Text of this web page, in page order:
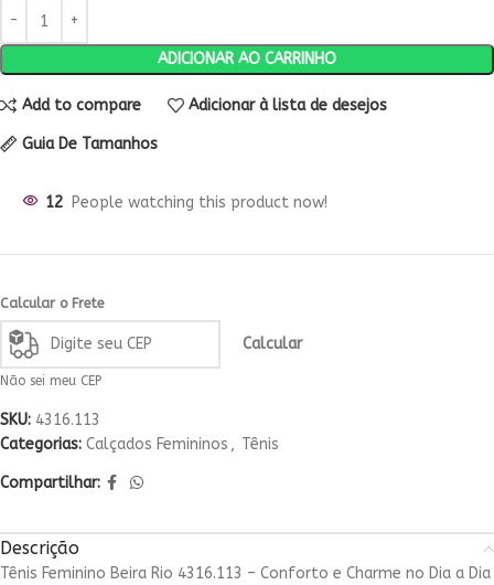
ADICIONAR AO CARRINHO
Add to compare Adicionar à lista de desejos
Guia De Tamanhos
12 People watching this product now!
Calcular o Frete
Calcular
Não sei meu CEP
SKU: 4316.113
Categorias: Calçados Femininos , Tênis
Compartilhar:
Descrição
Tênis Feminino Beira Rio 4316.113 – Conforto e Charme no Dia a Dia